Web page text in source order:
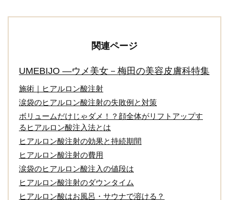
関連ページ
UMEBIJO ―ウメ美女－梅田の美容皮膚科特集
施術｜ヒアルロン酸注射
涙袋のヒアルロン酸注射の失敗例と対策
ボリュームだけじゃダメ！？顔全体がリフトアップす
るヒアルロン酸注入法とは
ヒアルロン酸注射の効果と持続期間
ヒアルロン酸注射の費用
涙袋のヒアルロン酸注入の値段は
ヒアルロン酸注射のダウンタイム
ヒアルロン酸はお風呂・サウナで溶ける？